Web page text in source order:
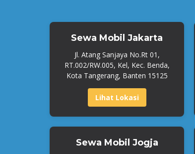
Sewa Mobil Jakarta
Jl. Atang Sanjaya No.Rt 01,
RT.002/RW.005, Kel, Kec. Benda,
Kota Tangerang, Banten 15125
Lihat Lokasi
Sewa Mobil Jogja